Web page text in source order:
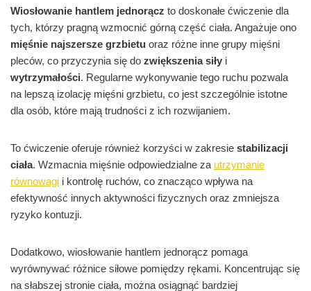
Wiosłowanie hantlem jednorącz to doskonałe ćwiczenie dla
tych, którzy pragną wzmocnić górną część ciała. Angażuje ono
mięśnie najszersze grzbietu oraz różne inne grupy mięśni
pleców, co przyczynia się do zwiększenia siły i
wytrzymałości. Regularne wykonywanie tego ruchu pozwala
na lepszą izolację mięśni grzbietu, co jest szczególnie istotne
dla osób, które mają trudności z ich rozwijaniem.
To ćwiczenie oferuje również korzyści w zakresie stabilizacji
ciała. Wzmacnia mięśnie odpowiedzialne za utrzymanie
równowagi i kontrolę ruchów, co znacząco wpływa na
efektywność innych aktywności fizycznych oraz zmniejsza
ryzyko kontuzji.
Dodatkowo, wiosłowanie hantlem jednorącz pomaga
wyrównywać różnice siłowe pomiędzy rękami. Koncentrując się
na słabszej stronie ciała, można osiągnąć bardziej